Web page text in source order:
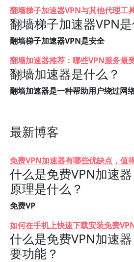
翻墙梯子加速器VPN与其他代理工
翻墙梯子加速器VPN是
翻墙梯子加速器VPN是安全
翻墙加速器推荐：哪些VPN服务最
翻墙加速器是什么？
翻墙加速器是一种帮助用户绕过网
最新博客
免费VPN加速器有哪些优缺点，值
什么是免费VPN加速
原理是什么？
免费VP
如何在手机上快速下载安装免费
什么是免费VPN加速
要功能？